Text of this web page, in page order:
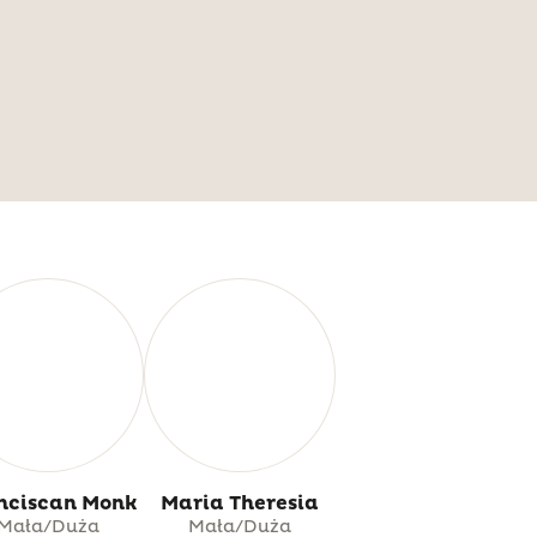
Monk
Duża
Maria Theresia
Mała/Duża